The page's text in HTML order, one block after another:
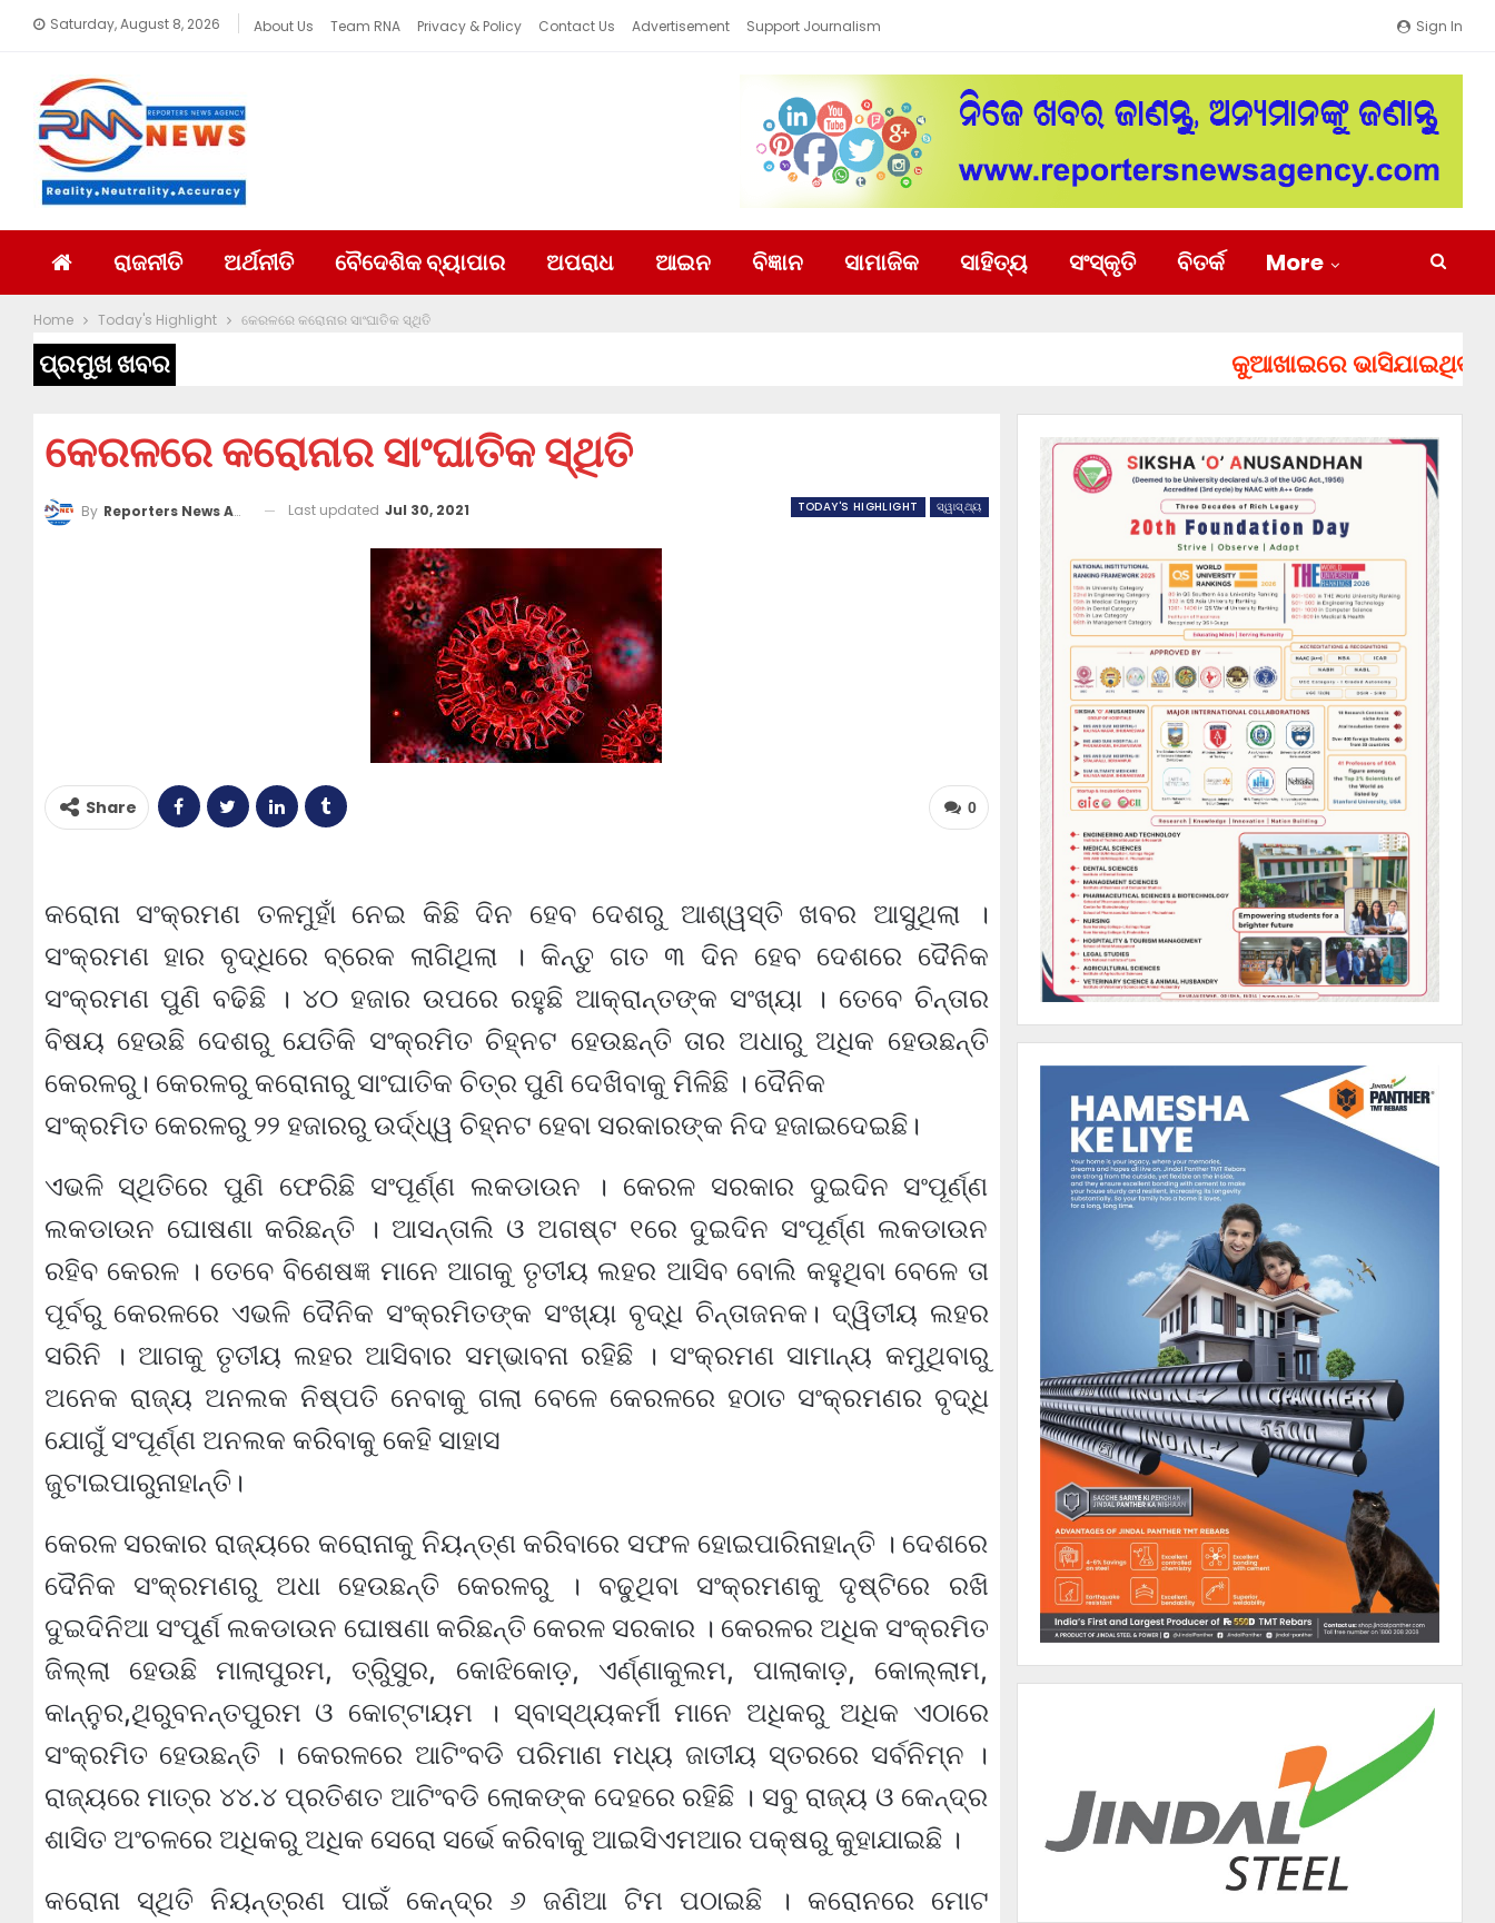
Sign In
Saturday, August 8, 2026 About Us Team RNA Privacy & Policy Contact Us Advertisement Support Journalism
ରାଜନୀତି ଅର୍ଥନୀତି ବୈଦେଶିକ ବ୍ୟାପାର ଅପରାଧ ଆଇନ ବିଜ୍ଞାନ ସାମାଜିକ ସାହିତ୍ୟ ସଂସ୍କୃତି ବିତର୍କ More
Home Today's Highlight କେରଳରେ କରୋନାର ସାଂଘାତିକ ସ୍ଥିତି
ପ୍ରମୁଖ ଖବର କୁଆଖାଇରେ ଭାସିଯାଇଥିବା ୨
କେରଳରେ କରୋନାର ସାଂଘାତିକ ସ୍ଥିତି
TODAY'S HIGHLIGHT ସ୍ୱାସ୍ଥ୍ୟ
By Reporters News Agency Last updated Jul 30, 2021
0
Share
କରୋନା ସଂକ୍ରମଣ ତଳମୁହାଁ ନେଇ କିଛି ଦିନ ହେବ ଦେଶରୁ ଆଶ୍ୱସ୍ତି ଖବର ଆସୁଥିଲା ।
ସଂକ୍ରମଣ ହାର ବୃଦ୍ଧିରେ ବ୍ରେକ ଲାଗିଥିଲା । କିନ୍ତୁ ଗତ ୩ ଦିନ ହେବ ଦେଶରେ ଦୈନିକ
ସଂକ୍ରମଣ ପୁଣି ବଢିଛି । ୪୦ ହଜାର ଉପରେ ରହୁଛି ଆକ୍ରାନ୍ତଙ୍କ ସଂଖ୍ୟା । ତେବେ ଚିନ୍ତାର
ବିଷୟ ହେଉଛି ଦେଶରୁ ଯେତିକି ସଂକ୍ରମିତ ଚିହ୍ନଟ ହେଉଛନ୍ତି ତାର ଅଧାରୁ ଅଧିକ ହେଉଛନ୍ତି
କେରଳରୁ। କେରଳରୁ କରୋନାରୁ ସାଂଘାତିକ ଚିତ୍ର ପୁଣି ଦେଖିବାକୁ ମିଳିଛି । ଦୈନିକ
ସଂକ୍ରମିତ କେରଳରୁ ୨୨ ହଜାରରୁ ଉର୍ଦ୍ଧ୍ୱ ଚିହ୍ନଟ ହେବା ସରକାରଙ୍କ ନିଦ ହଜାଇଦେଇଛି।
ଏଭଳି ସ୍ଥିତିରେ ପୁଣି ଫେରିଛି ସଂପୂର୍ଣ୍ଣ ଲକଡାଉନ । କେରଳ ସରକାର ଦୁଇଦିନ ସଂପୂର୍ଣ୍ଣ
ଲକଡାଉନ ଘୋଷଣା କରିଛନ୍ତି । ଆସନ୍ତାଲି ଓ ଅଗଷ୍ଟ ୧ରେ ଦୁଇଦିନ ସଂପୂର୍ଣ୍ଣ ଲକଡାଉନ
ରହିବ କେରଳ । ତେବେ ବିଶେଷଜ୍ଞ ମାନେ ଆଗକୁ ତୃତୀୟ ଲହର ଆସିବ ବୋଲି କହୁଥିବା ବେଳେ ତା
ପୂର୍ବରୁ କେରଳରେ ଏଭଳି ଦୈନିକ ସଂକ୍ରମିତଙ୍କ ସଂଖ୍ୟା ବୃଦ୍ଧି ଚିନ୍ତାଜନକ। ଦ୍ୱିତୀୟ ଲହର
ସରିନି । ଆଗକୁ ତୃତୀୟ ଲହର ଆସିବାର ସମ୍ଭାବନା ରହିଛି । ସଂକ୍ରମଣ ସାମାନ୍ୟ କମୁଥିବାରୁ
ଅନେକ ରାଜ୍ୟ ଅନଲକ ନିଷ୍ପତି ନେବାକୁ ଗଲା ବେଳେ କେରଳରେ ହଠାତ ସଂକ୍ରମଣର ବୃଦ୍ଧି
ଯୋଗୁଁ ସଂପୂର୍ଣ୍ଣ ଅନଲକ କରିବାକୁ କେହି ସାହାସ
ଜୁଟାଇପାରୁନାହାନ୍ତି।
କେରଳ ସରକାର ରାଜ୍ୟରେ କରୋନାକୁ ନିୟନ୍ତ୍‌ଣ କରିବାରେ ସଫଳ ହୋଇପାରିନାହାନ୍ତି । ଦେଶରେ
ଦୈନିକ ସଂକ୍ରମଣରୁ ଅଧା ହେଉଛନ୍ତି କେରଳରୁ । ବଢୁଥିବା ସଂକ୍ରମଣକୁ ଦୃଷ୍ଟିରେ ରଖି
ଦୁଇଦିନିଆ ସଂପୂ୍‌ର୍ଣ ଲକଡାଉନ ଘୋଷଣା କରିଛନ୍ତି କେରଳ ସରକାର । କେରଳର ଅଧିକ ସଂକ୍ରମିତ
ଜିଲ୍ଲା ହେଉଛି ମାଲାପୁରମ, ତ୍ରୁିସୁର, କୋଝିକୋଡ଼, ଏର୍ଣ୍ଣାକୁଲମ, ପାଲାକାଡ଼, କୋଲ୍ଲାମ,
କାନ୍ନୁର,ଥିରୁବନନ୍ତପୁରମ ଓ କୋଟ୍ଟାୟମ । ସ୍ବାସ୍ଥ୍ୟକର୍ମୀ ମାନେ ଅଧିକରୁ ଅଧିକ ଏଠାରେ
ସଂକ୍ରମିତ ହେଉଛନ୍ତି । କେରଳରେ ଆଟିଂବଡି ପରିମାଣ ମଧ୍ୟ ଜାତୀୟ ସ୍ତରରେ ସର୍ବନିମ୍ନ ।
ରାଜ୍ୟରେ ମାତ୍ର ୪୪.୪ ପ୍ରତିଶତ ଆଟିଂବଡି ଲୋକଙ୍କ ଦେହରେ ରହିଛି । ସବୁ ରାଜ୍ୟ ଓ କେନ୍ଦ୍ର
ଶାସିତ ଅଂଚଳରେ ଅଧିକରୁ ଅଧିକ ସେରୋ ସର୍ଭେ କରିବାକୁ ଆଇସିଏମଆର ପକ୍ଷରୁ କୁହାଯାଇଛି ।
କରୋନା ସ୍ଥିତି ନିୟନ୍ତ୍ରଣ ପାଇଁ କେନ୍ଦ୍ର ୬ ଜଣିଆ ଟିମ ପଠାଇଛି । କରୋନରେ ମୋଟ